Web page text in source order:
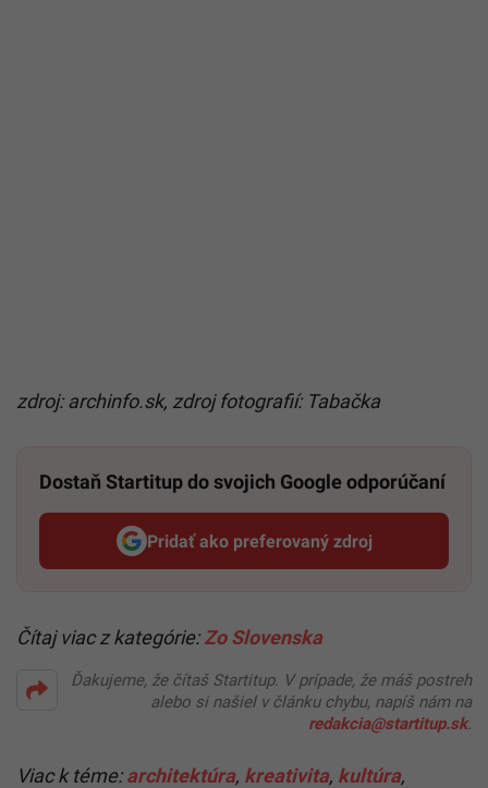
zdroj: archinfo.sk, zdroj fotografií: Tabačka
Dostaň Startitup do svojich Google odporúčaní
Pridať ako preferovaný zdroj
Startitup, odkaz sa otvorí v
Čítaj viac z kategórie:Zo Slovenska
Ďakujeme, že čítaš Startitup. V prípade, že máš postreh
alebo si našiel v článku chybu, napíš nám na
redakcia@startitup.sk.
Viac k téme:architektúra, kreativita, kultúra,